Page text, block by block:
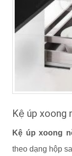
Kệ úp xoong
Kệ úp xoong
theo dạng hộp